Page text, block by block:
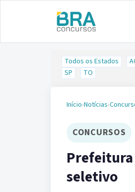
Todos os Estados
SP
TO
Início›Notícias›
CONCURSOS
Prefeitura
seletivo